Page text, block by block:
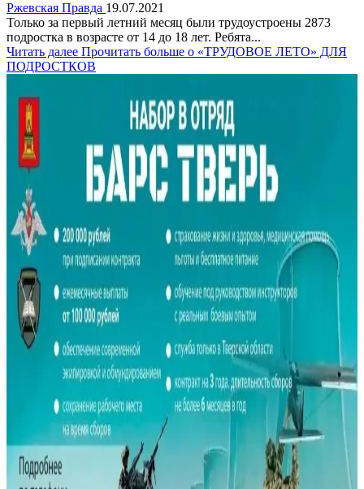
Ржевская Правда 19.07.2021
Только за первый летний месяц были трудоустроены 2873
подростка в возрасте от 14 до 18 лет. Ребята...
Читать далее Прочитать больше о «ТРУДОВОЕ ЛЕТО» ДЛЯ
ПОДРОСТКОВ